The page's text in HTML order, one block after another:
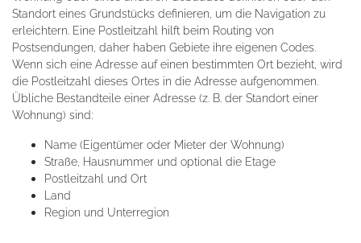
Standort eines Grundstücks definieren, um die Navigation zu
erleichtern. Eine Postleitzahl hilft beim Routing von
Postsendungen, daher haben Gebiete ihre eigenen Codes.
Wenn sich eine Adresse auf einen bestimmten Ort bezieht, wird
die Postleitzahl dieses Ortes in die Adresse aufgenommen.
Übliche Bestandteile einer Adresse (z. B. der Standort einer
Wohnung) sind:
Name (Eigentümer oder Mieter der Wohnung)
Straße, Hausnummer und optional die Etage
Postleitzahl und Ort
Land
Region und Unterregion